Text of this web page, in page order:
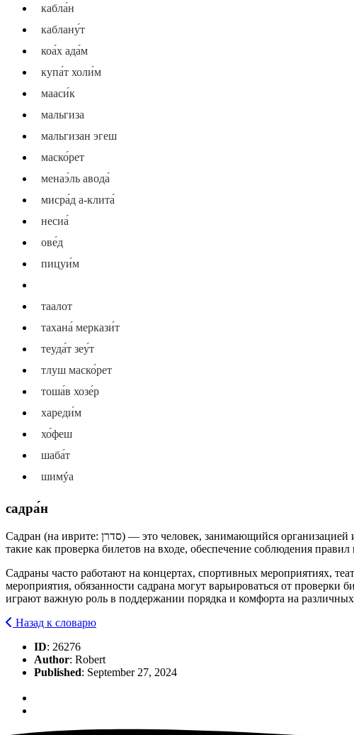
кабла́н
каблану́т
коа́х ада́м
купа́т холи́м
мааси́к
мальгиза
мальгизан эгеш
маско́рет
менаэ́ль авода́
мисра́д а-клита́
несиа́
ове́д
пицуи́м
таалот
тахана́ меркази́т
теуда́т зеу́т
тлуш маско́рет
тоша́в хозе́р
хареди́м
хо́феш
шаба́т
шимýа
садра́н
Садран (на иврите: סדרן) — это человек, занимающийся организацией и контролем порядка на каком-либо мероприятии или в общественном месте. Это может включать различные задачи,
такие как проверка билетов на входе, обеспечение соблюдения
Садраны часто работают на концертах, спортивных мероприятиях,
мероприятия, обязанности садрана могут варьироваться от
играют важную роль в поддержании порядка и комфорта на
Назад к словарю
ID: 26276
Author: Robert
Published: September 27, 2024